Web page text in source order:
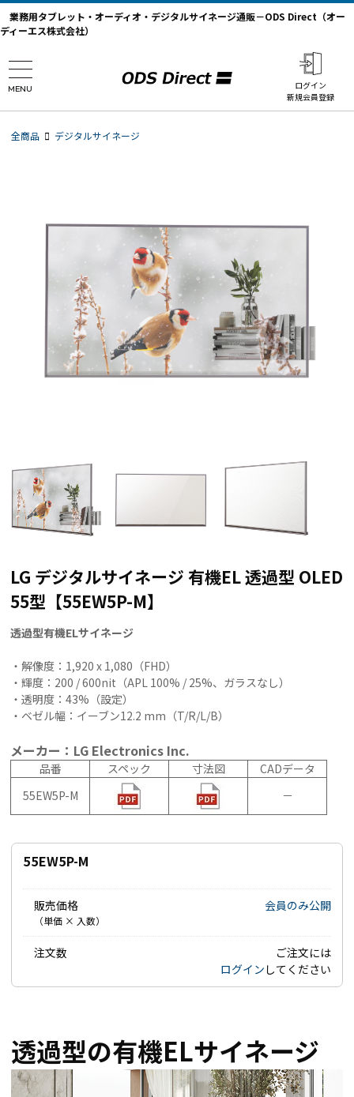
業務用タブレット・オーディオ・デジタルサイネージ通販－ODS Direct（オー
ディーエス株式会社）
MENU
ログイン
新規会員登録
全商品 デジタルサイネージ
LG デジタルサイネージ 有機EL 透過型 OLED
55型【55EW5P-M】
透過型有機ELサイネージ
・解像度：1,920 x 1,080（FHD）
・輝度：200 / 600nit（APL 100% / 25%、ガラスなし）
・透明度：43%（設定）
・ベゼル幅：イーブン12.2 mm（T/R/L/B）
メーカー：LG Electronics Inc.
品番 スペック 寸法図
CADデータ
55EW5P-M
－
55EW5P-M
販売価格
（単価 × 入数）
会員のみ公開
注文数
ご注文には
ログイン してください
透過型の有機ELサイネージ